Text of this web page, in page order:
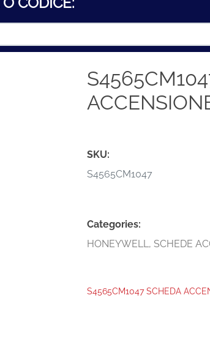
SKU:
S4565CM1047
Categories:
HONEYWELL,SCHEDE
S4565CM1047 SCHEDA